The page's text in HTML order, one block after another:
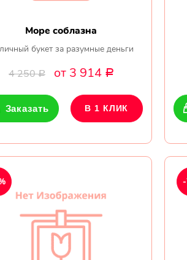
Море соблазна
букет за разумные деньги
4 250Р от 3 914 Р
Заказать В 1 КЛИК